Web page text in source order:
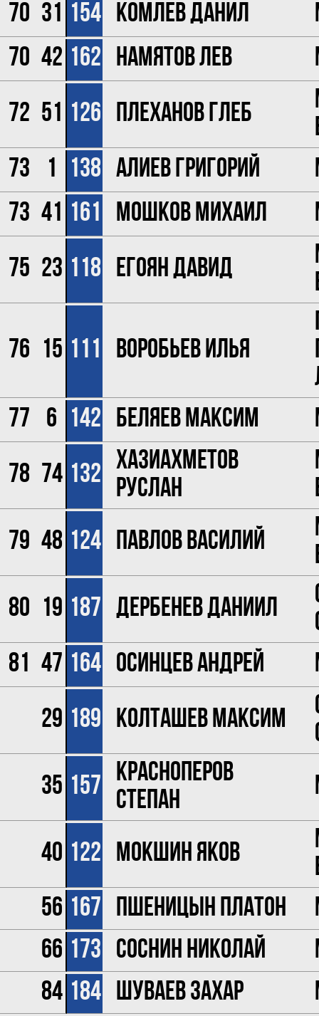
70 31 154 Комлев Данил
70 42 162 Намятов Лев
72 51 126 Плеханов Глеб
73
1 138 Алиев Григорий
73 41 161 Мошков Михаил
75 23 118 Егоян Давид
76 15 111 Воробьев Илья
77
6 142 Беляев Максим
78 74 132 Хазиахметов
Руслан
79 48 124 Павлов Василий
80 19 187 Дербенев Даниил
81 47 164 Осинцев Андрей
29 189 Колташев Максим
35 157 Красноперов
Степан
40 122 Мокшин Яков
56 167 Пшеницын Платон
66 173 Соснин Николай
84 184 Шуваев Захар